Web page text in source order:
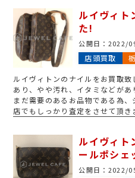
にもお買取りをおこなっておりま
ルイヴィト
た!
公開日： 2022/
店頭買取
ルイヴィトンのナイルをお買取
あり、やや汚れ、イタミなどが
まだ需要のあるお品物である為
店でもしっかり査定をさせて頂き
ルイヴィトン モ
ールポシェ
公開日： 2022/